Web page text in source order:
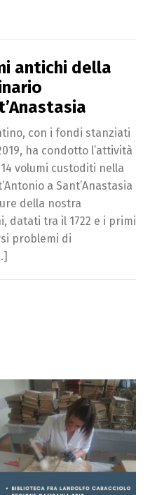
antichi della
con i fondi stanziati
ha condotto l’attività
volumi custoditi nella
a Sant’Anastasia
della nostra
datati tra il 1722 e i primi
problemi di